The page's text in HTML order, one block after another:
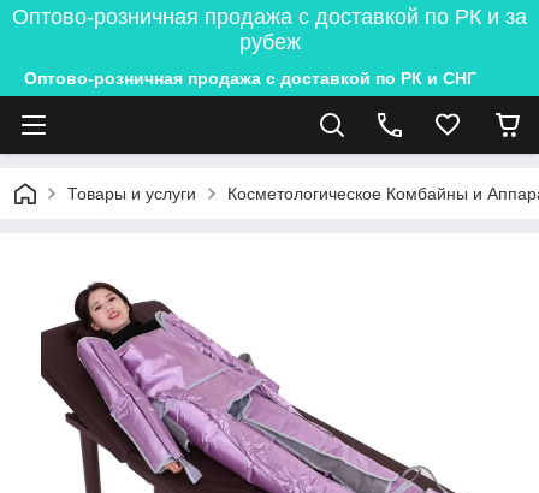
Оптово-розничная продажа с доставкой по РК и за
рубеж
Оптово-розничная продажа с доставкой по РК и СНГ
Товары и услуги Косметологическое Комбайны и